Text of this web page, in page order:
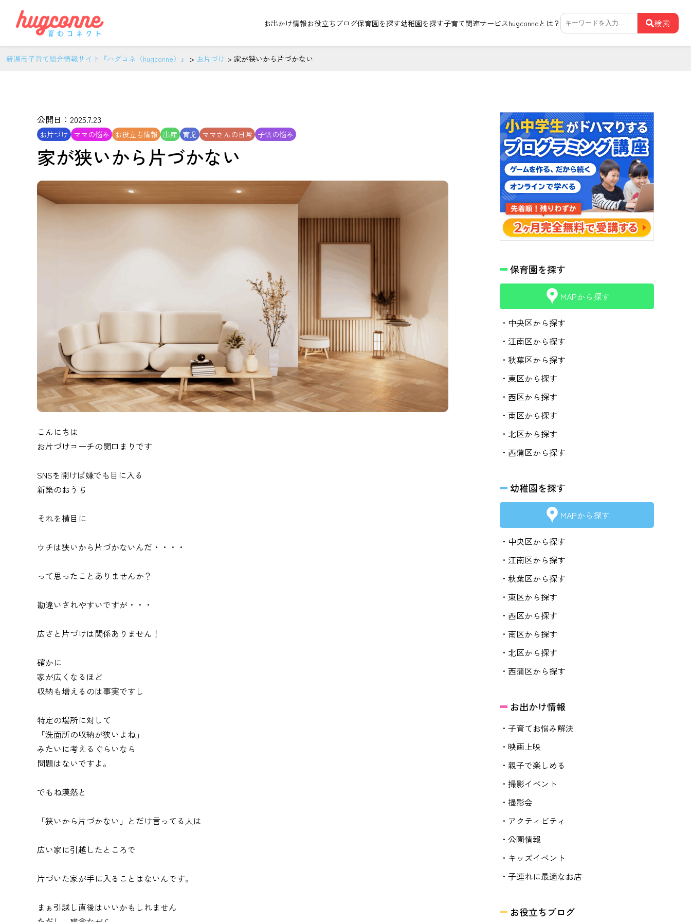
お出かけ情報お役立ちブログ保育園を探す幼稚園を探す子育て関連サービスhugconneとは？ 検
索:
検索
新潟市子育て総合情報サイト『ハグコネ（hugconne）』 > お片づけ > 家が狭いから片づかない
公開日：2025.7.23
お片づけ ママの悩み お役立ち情報 出産 育児 ママさんの日常 子供の悩み
家が狭いから片づかない
こんにちは
お片づけコーチの関口まりです
SNSを開けば嫌でも目に入る
新築のおうち
それを横目に
ウチは狭いから片づかないんだ・・・・
って思ったことありませんか？
勘違いされやすいですが・・・
広さと片づけは関係ありません！
確かに
家が広くなるほど
収納も増えるのは事実ですし
特定の場所に対して
「洗面所の収納が狭いよね」
みたいに考えるぐらいなら
問題はないですよ。
でもね漠然と
「狭いから片づかない」とだけ言ってる人は
広い家に引越したところで
片づいた家が手に入ることはないんです。
まぁ引越し直後はいいかもしれません
保育園を探す
MAPから探す
・中央区から探す
・江南区から探す
・秋葉区から探す
・東区から探す
・西区から探す
・南区から探す
・北区から探す
・西蒲区から探す
幼稚園を探す
MAPから探す
・中央区から探す
・江南区から探す
・秋葉区から探す
・東区から探す
・西区から探す
・南区から探す
・北区から探す
・西蒲区から探す
お出かけ情報
・子育てお悩み解決
・映画上映
・親子で楽しめる
・撮影イベント
・撮影会
・アクティビティ
・公園情報
・キッズイベント
・子連れに最適なお店
お役立ちブログ